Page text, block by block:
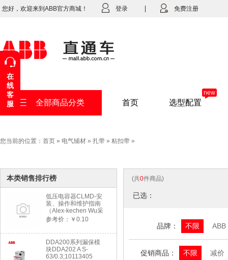
您好，欢迎来到ABB官方商城！ 登录 免费注册
全部商品分类 首页 选型配置
new
您当前的位置： 首页 » 电气辅材 » 扎带 » 粘扣带 »
本类销售排行榜
低压电容器CLMD-安
装、操作和维护指南
（Alex-kechen Wu采
购）-2022年版
参考价：￥0.10
DDA200系列漏保模
块DDA202 A S-
63/0.3;10113405
(共0件商品)
已选：
品牌： 不限 ABB
促销商品： 不限 减价
在
线
客
服